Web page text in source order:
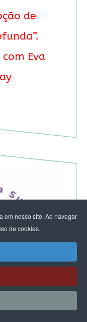
em nosso site. Ao navegar
de cookies.
de
Eva